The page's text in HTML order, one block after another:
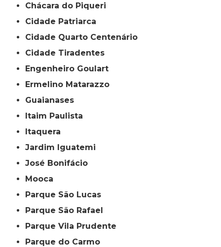
Chácara do Piqueri
Cidade Patriarca
Cidade Quarto Centenário
Cidade Tiradentes
Engenheiro Goulart
Ermelino Matarazzo
Guaianases
Itaim Paulista
Itaquera
Jardim Iguatemi
José Bonifácio
Mooca
Parque São Lucas
Parque São Rafael
Parque Vila Prudente
Parque do Carmo